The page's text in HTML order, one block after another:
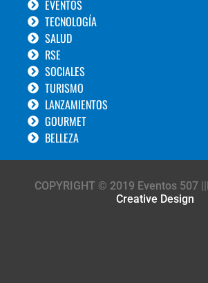
EVENTOS
TECNOLOGÍA
SALUD
RSE
SOCIALES
TURISMO
LANZAMIENTOS
GOURMET
BELLEZA
COPYRIGHT © 2019 Eventos 507
Creative Design